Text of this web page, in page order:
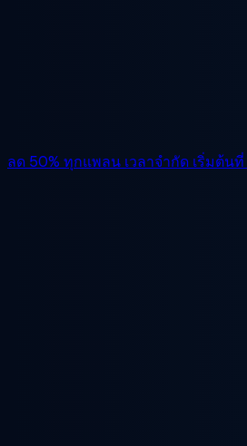
ลด 50% ทุกแพลน เวลาจำกัด เริ่มต้นที่